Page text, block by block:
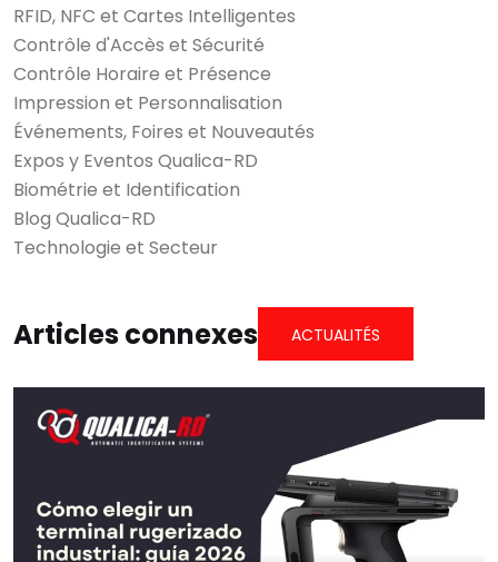
RFID, NFC et Cartes Intelligentes
Contrôle d'Accès et Sécurité
Contrôle Horaire et Présence
Impression et Personnalisation
Événements, Foires et Nouveautés
Expos y Eventos Qualica-RD
Biométrie et Identification
Blog Qualica-RD
Technologie et Secteur
Articles connexes ACTUALITÉS